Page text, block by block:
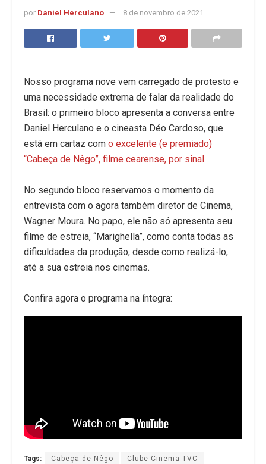
por Daniel Herculano 8 de novembro de 2021
Nosso programa nove vem carregado de protesto e
uma necessidade extrema de falar da realidade do
Brasil: o primeiro bloco apresenta a conversa entre
Daniel Herculano e o cineasta Déo Cardoso, que
está em cartaz com o excelente (e premiado)
“Cabeça de Nêgo”, filme cearense, por sinal.
No segundo bloco reservamos o momento da
entrevista com o agora também diretor de Cinema,
Wagner Moura. No papo, ele não só apresenta seu
filme de estreia, “Marighella”, como conta todas as
dificuldades da produção, desde como realizá-lo,
até a sua estreia nos cinemas.
Confira agora o programa na íntegra:
Tags: Cabeça de Nêgo Clube Cinema TVC